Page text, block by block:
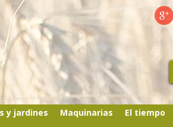
y jardines Maquinarias El tiempo